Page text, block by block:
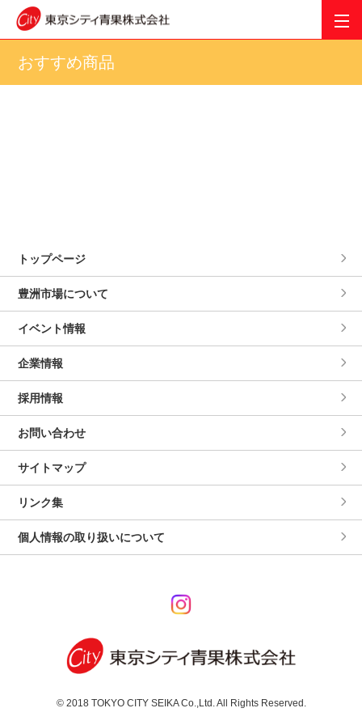
おすすめ商品
トップページ
豊洲市場について
イベント情報
企業情報
採用情報
お問い合わせ
サイトマップ
リンク集
個人情報の取り扱いについて
© 2018 TOKYO CITY SEIKA Co.,Ltd. All Rights Reserved.